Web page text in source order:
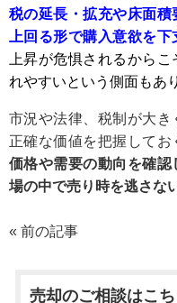
税の延長・拡充や床面
上回る形で購入意欲を
上昇が危惧されるから
れやすいという側面もあ
市況や法律、税制が大
正確な価値を把握してお
価格や需要の動向を確
場の中で売り時を逃さな
« 前の記事
売却のご相談はこ